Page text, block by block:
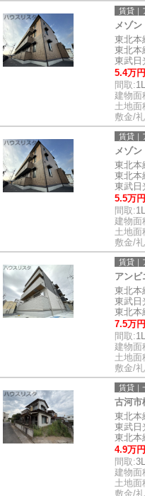
賃貸｜
メゾ
東北本
東北本
東武日
5.4万円
間取:
建物面
土地面
敷金/
賃貸｜
メゾ
東北本
東北本
東武日
5.5万円
間取:
建物面
土地面
敷金/
賃貸｜
アンビ
東北本
東武日
東北本
7.5万円
間取:
建物面
土地面
敷金/
賃貸｜
古河市
東北本
東武日
東北本
4.9万円
間取:
建物面
土地面
敷金/